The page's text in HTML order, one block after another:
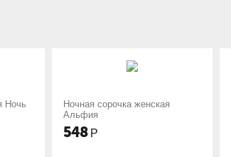
женская
Ночная сорочка Эврика